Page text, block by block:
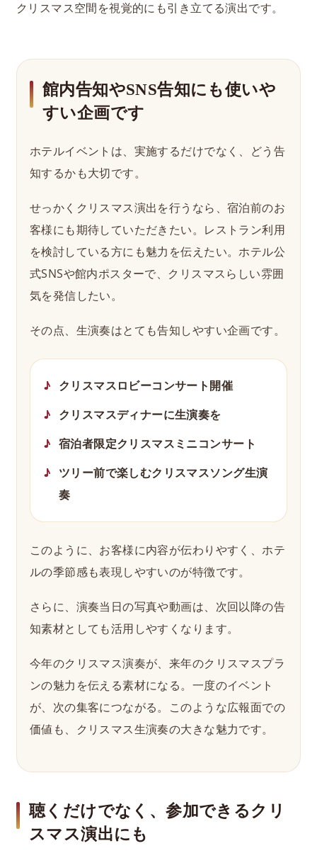
クリスマス空間を視覚的にも引き立てる演出です。
館内告知やSNS告知にも使いや
すい企画です
ホテルイベントは、実施するだけでなく、どう告
知するかも大切です。
せっかくクリスマス演出を行うなら、宿泊前のお
客様にも期待していただきたい。レストラン利用
を検討している方にも魅力を伝えたい。ホテル公
式SNSや館内ポスターで、クリスマスらしい雰囲
気を発信したい。
その点、生演奏はとても告知しやすい企画です。
クリスマスロビーコンサート開催
クリスマスディナーに生演奏を
宿泊者限定クリスマスミニコンサート
ツリー前で楽しむクリスマスソング生演
奏
このように、お客様に内容が伝わりやすく、ホテ
ルの季節感も表現しやすいのが特徴です。
さらに、演奏当日の写真や動画は、次回以降の告
知素材としても活用しやすくなります。
今年のクリスマス演奏が、来年のクリスマスプラ
ンの魅力を伝える素材になる。一度のイベント
が、次の集客につながる。このような広報面での
価値も、クリスマス生演奏の大きな魅力です。
聴くだけでなく、参加できるクリ
スマス演出にも